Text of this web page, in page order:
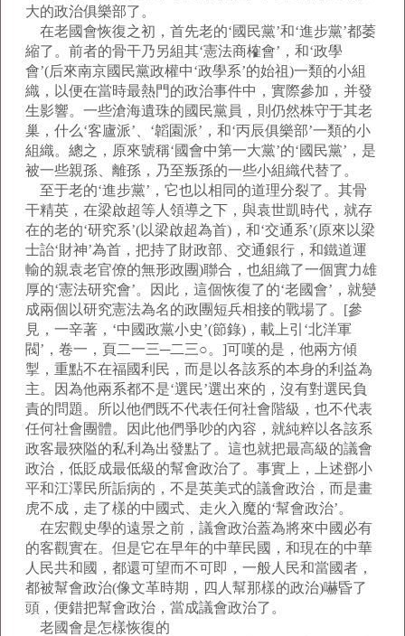
大的政治俱樂部了。
在老國會恢復之初，首先老的‘國民黨’和‘進步黨’都萎
縮了。前者的骨干乃另組其‘憲法商榷會’，和‘政學
會’(后來南京國民黨政權中‘政學系’的始祖)一類的小組
織，以便在當時最熱門的政治事件中，實際參加，并發
生影響。一些滄海遺珠的國民黨員，則仍然株守于其老
巢，什么‘客廬派’、‘韜園派’，和‘丙辰俱樂部’一類的小
組織。總之，原來號稱‘國會中第一大黨’的‘國民黨’，是
被一些親孫、離孫，乃至叛孫的一些小組織代替了。
至于老的‘進步黨’，它也以相同的道理分裂了。其骨
干精英，在梁啟超等人領導之下，與袁世凱時代，就存
在的老的‘研究系’(以梁啟超為首)，和‘交通系’(原來以梁
士詒‘財神’為首，把持了財政部、交通銀行，和鐵道運
輸的親袁老官僚的無形政團)聯合，也組織了一個實力雄
厚的‘憲法研究會’。因此，這個恢復了的‘老國會’，就變
成兩個以研究憲法為名的政團短兵相接的戰場了。[參
見，一辛著，‘中國政黨小史’(節錄)，載上引‘北洋軍
閥’，卷一，頁二一三─二三○。]可嘆的是，他兩方傾
掣，重點不在福國利民，而是以各該系的本身的利益為
主。因為他兩系都不是‘選民’選出來的，沒有對選民負
責的問題。所以他們既不代表任何社會階級，也不代表
任何社會團體。因此他們爭吵的內容，就純粹以各該系
政客最狹隘的私利為出發點了。這也就把最高級的議會
政治，低貶成最低級的幫會政治了。事實上，上述鄧小
平和江澤民所詬病的，不是英美式的議會政治，而是畫
虎不成，走了樣的中國式、走火入魔的‘幫會政治’。
在宏觀史學的遠景之前，議會政治蓋為將來中國必有
的客觀實在。但是它在早年的中華民國，和現在的中華
人民共和國，都還可望而不可即，一般人民和當國者，
都被幫會政治(像文革時期，四人幫那樣的政治)嚇昏了
頭，便錯把幫會政治，當成議會政治了。
老國會是怎樣恢復的